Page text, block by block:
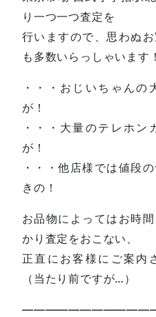
り一つ一つ査定を
行いますので、思わぬ
も多数いらっしゃいます！
・・・おじいちゃんの
が！
・・・大量のテレホン
が！
・・・他店様では値段
きの！
お品物によってはお時
かり査定をおこない、
正直にお客様にご案内
（当たり前ですが…）